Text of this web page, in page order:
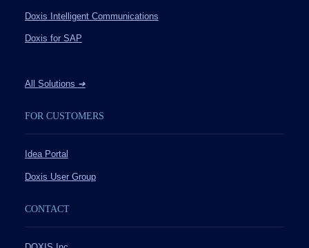
Doxis Intelligent Communications
Doxis for SAP
All Solutions ➔
FOR CUSTOMERS
Idea Portal
Doxis User Group
CONTACT